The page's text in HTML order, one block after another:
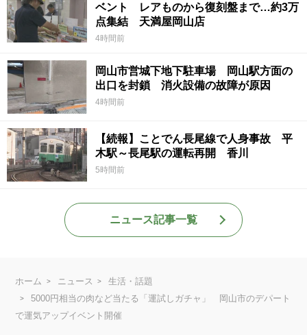
ベント レアものから復刻盤まで…約3万
点集結 天満屋岡山店
4時間前
岡山市営城下地下駐車場 岡山駅方面の
出口を封鎖 消火設備の故障が原因
4時間前
【続報】ことでん長尾線で人身事故 平
木駅～長尾駅の運転再開 香川
5時間前
ニュース記事一覧
ホーム ニュース
生活・話題
5000円相当の肉など当たる「運試しガチャ」 岡山市のデパート
で運気アップイベント開催